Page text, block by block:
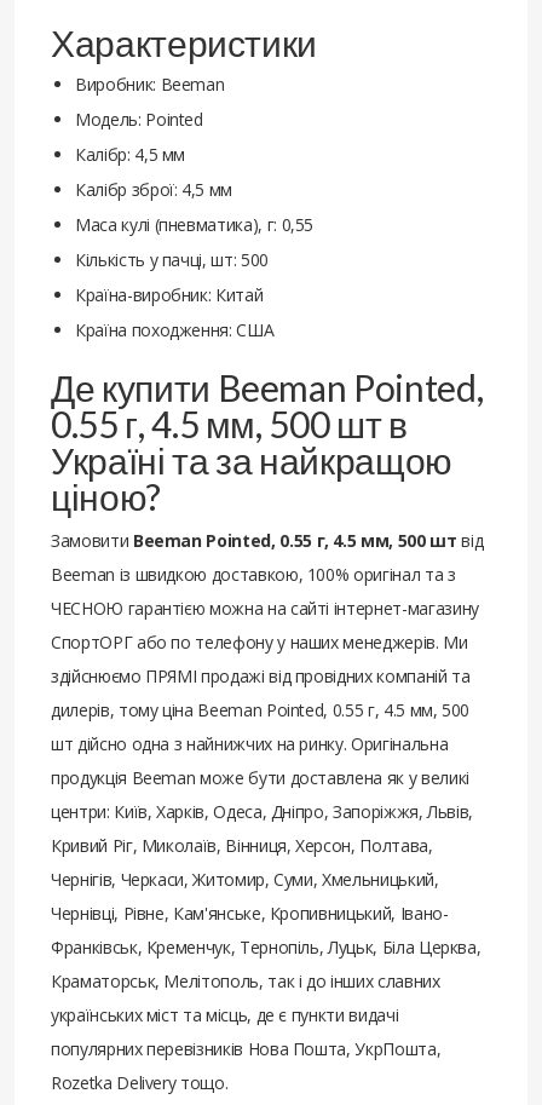
Характеристики
Виробник: Beeman
Модель: Pointed
Калібр: 4,5 мм
Калібр зброї: 4,5 мм
Маса кулі (пневматика), г: 0,55
Кількість у пачці, шт: 500
Країна-виробник: Китай
Країна походження: США
Де купити Beeman Pointed,
0.55 г, 4.5 мм, 500 шт в
Україні та за найкращою
ціною?
Замовити Beeman Pointed, 0.55 г, 4.5 мм, 500 шт від
Beeman із швидкою доставкою, 100% оригінал та з
ЧЕСНОЮ гарантією можна на сайті інтернет-магазину
СпортОРГ або по телефону у наших менеджерів. Ми
здійснюємо ПРЯМІ продажі від провідних компаній та
дилерів, тому ціна Beeman Pointed, 0.55 г, 4.5 мм, 500
шт дійсно одна з найнижчих на ринку. Оригінальна
продукція Beeman може бути доставлена ​​як у великі
центри: Київ, Харків, Одеса, Дніпро, Запоріжжя, Львів,
Кривий Ріг, Миколаїв, Вінниця, Херсон, Полтава,
Чернігів, Черкаси, Житомир, Суми, Хмельницький,
Чернівці, Рівне, Кам'янське, Кропивницький, Івано-
Франківськ, Кременчук, Тернопіль, Луцьк, Біла Церква,
Краматорськ, Мелітополь, так і до інших славних
українських міст та місць, де є пункти видачі
популярних перевізників Нова Пошта, УкрПошта,
Rozetka Delivery тощо.